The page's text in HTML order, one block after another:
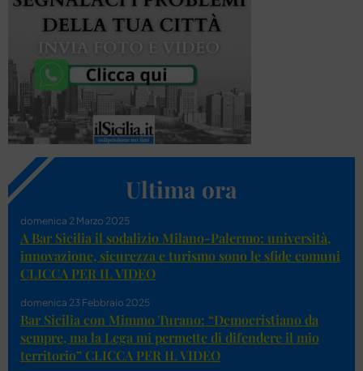
Ultima ora
domenica 2 Marzo 2025
A Bar Sicilia il sodalizio Milano-Palermo: università,
innovazione, sicurezza e turismo sono le sfide comuni
CLICCA PER IL VIDEO
domenica 23 Febbraio 2025
Bar Sicilia con Mimmo Turano: “Democristiano da
sempre, ma la Lega mi permette di difendere il mio
territorio” CLICCA PER IL VIDEO